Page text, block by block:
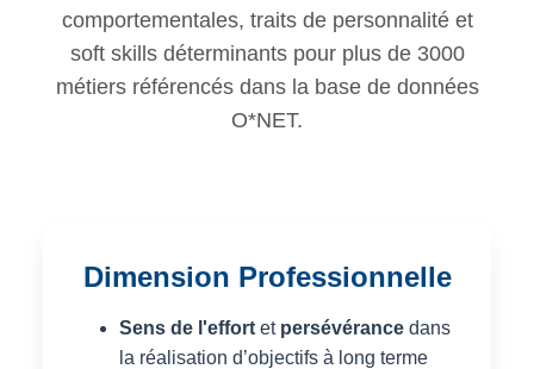
comportementales, traits de personnalité et
soft skills déterminants pour plus de 3000
métiers référencés dans la base de données
O*NET.
Dimension Professionnelle
Sens de l'effort et persévérance dans
la réalisation d’objectifs à long terme